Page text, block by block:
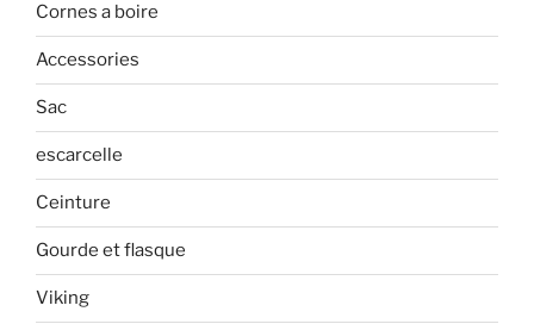
Cornes a boire
Accessories
Sac
escarcelle
Ceinture
Gourde et flasque
Viking